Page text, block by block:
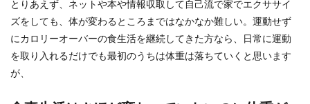
とりあえず、ネットや本や情報収取して自己流で家でエクササイ
ズをしても、体が変わるところまではなかなか難しい。運動せず
にカロリーオーバーの食生活を継続してきた方なら、日常に運動
を取り入れるだけでも最初のうちは体重は落ちていくと思います
が、